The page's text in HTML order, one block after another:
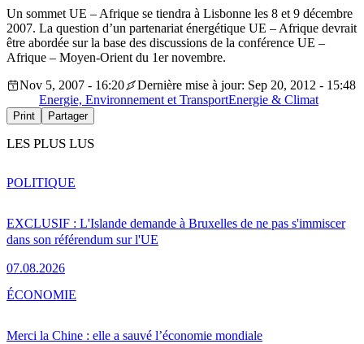
Un sommet UE – Afrique se tiendra à Lisbonne les 8 et 9 décembre
2007. La question d’un partenariat énergétique UE – Afrique devrait
être abordée sur la base des discussions de la conférence UE –
Afrique – Moyen-Orient du 1er novembre.
Nov 5, 2007 - 16:20
Dernière mise à jour: Sep 20, 2012 - 15:48
Energie, Environnement et TransportEnergie & Climat
Print Partager
LES PLUS LUS
EXCLUSIF : L'Islande demande à Bruxelles de ne pas s'immiscer
dans son référendum sur l'UE
07.08.2026
POLITIQUE
Merci la Chine : elle a sauvé l’économie mondiale
ÉCONOMIE